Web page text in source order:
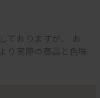
ておりますが、 お
り実際の商品と色味